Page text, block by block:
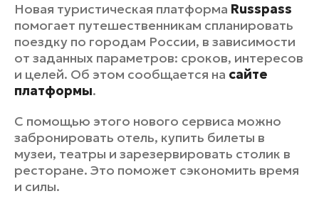
Новая туристическая платформа Russpass
помогает путешественникам спланировать
поездку по городам России, в зависимости
от заданных параметров: сроков, интересов
и целей. Об этом сообщается на сайте
платформы.
С помощью этого нового сервиса можно
забронировать отель, купить билеты в
музеи, театры и зарезервировать столик в
ресторане. Это поможет сэкономить время
и силы.